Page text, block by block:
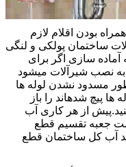
بودن اقلام لازم
ساختمان پولکی و لنگی
سازی اگر برای
به نصب شیرآلات میشود
مسدود نشدن لوله ها
پیچ شدهاند را باز
از هر کاری آب
جعبه تقسیم قطع
آب کل ساختمان قطع